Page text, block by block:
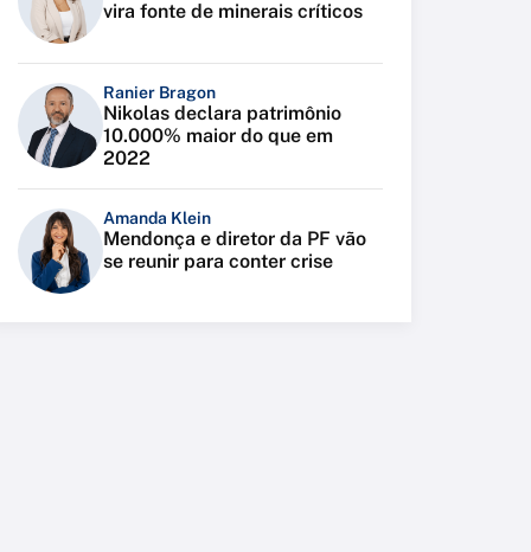
vira fonte de minerais críticos
Ranier Bragon
Nikolas declara patrimônio
10.000% maior do que em
2022
Amanda Klein
Mendonça e diretor da PF vão
se reunir para conter crise